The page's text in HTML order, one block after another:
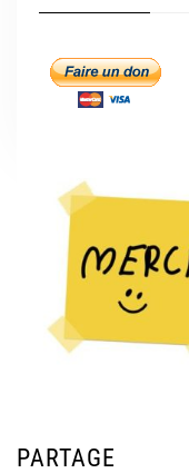
PARTAGE